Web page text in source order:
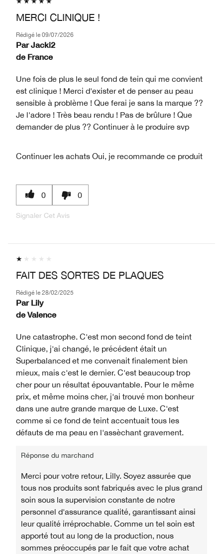
MERCI CLINIQUE !
Rédigé le 09/07/2026
Par Jacki2
de France
Une fois de plus le seul fond de tein qui me convient
est clinique ! Merci d'exister et de penser au peau
sensible à problème ! Que ferai je sans la marque ??
Je l'adore ! Très beau rendu ! Pas de brûlure ! Que
demander de plus ?? Continuer à le produire svp
Continuer les achats Oui, je recommande ce produit
0 0
Signaler Cet Avis
FAIT DES SORTES DE PLAQUES
Rédigé le 28/02/2025
Par Lily
de Valence
Une catastrophe. C'est mon second fond de teint
Clinique, j'ai changé, le précédent était un
Superbalanced et me convenait finalement bien
mieux, mais c'est le dernier. C'est beaucoup trop
cher pour un résultat épouvantable. Pour le même
prix, et même moins cher, j'ai trouvé mon bonheur
dans une autre grande marque de Luxe. C'est
comme si ce fond de teint accentuait tous les
défauts de ma peau en l'assèchant gravement.
Réponse du marchand
Merci pour votre retour, Lilly. Soyez assurée que
tous nos produits sont fabriqués avec le plus grand
soin sous la supervision constante de notre
personnel d'assurance qualité, garantissant ainsi
leur qualité irréprochable. Comme un tel soin est
apporté tout au long de la production, nous
sommes préoccupés par le fait que votre achat